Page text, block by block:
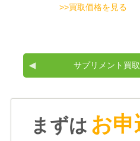
>>買取価格を見る
サプリメント買
まずは お